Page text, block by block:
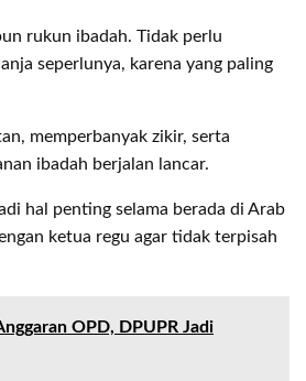
rukun ibadah. Tidak perlu
seperlunya, karena yang paling
memperbanyak zikir, serta
ibadah berjalan lancar.
hal penting selama berada di Arab
ketua regu agar tidak terpisah
OPD, DPUPR Jadi